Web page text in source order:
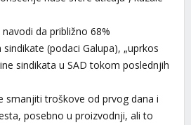
da približno 68%
(podaci Galupa), „uprkos
sindikata u SAD tokom poslednjih
smanjiti troškove od prvog dana i
posebno u proizvodnji, ali to